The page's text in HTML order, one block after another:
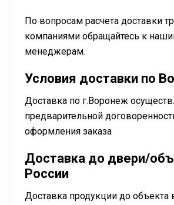
По вопросам расчета доставки
компаниями обращайтесь к
менеджерам.
Условия доставки по
Доставка по г.Воронеж
предварительной
оформления заказа
Доставка до двери/
России
Доставка продукции до